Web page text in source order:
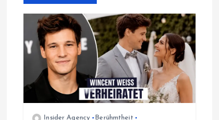
g
a
o
Insider Agency
Berühmtheit